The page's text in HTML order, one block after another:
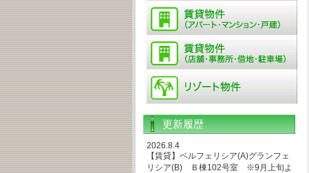
更新履歴
2026.8.4
【賃貸】ベルフェリシア(A)グランフェ
リシア(B) Ｂ棟102号室 ※9月上旬よ